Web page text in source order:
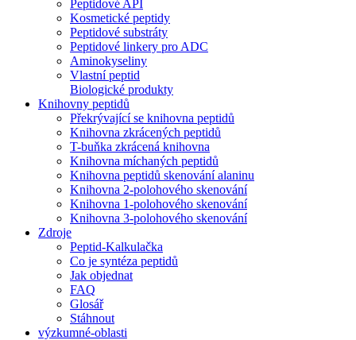
Peptidové API
Kosmetické peptidy
Peptidové substráty
Peptidové linkery pro ADC
Aminokyseliny
Vlastní peptid
Biologické produkty
Knihovny peptidů
Překrývající se knihovna peptidů
Knihovna zkrácených peptidů
T-buňka zkrácená knihovna
Knihovna míchaných peptidů
Knihovna peptidů skenování alaninu
Knihovna 2-polohového skenování
Knihovna 1-polohového skenování
Knihovna 3-polohového skenování
Zdroje
Peptid-Kalkulačka
Co je syntéza peptidů
Jak objednat
FAQ
Glosář
Stáhnout
výzkumné-oblasti